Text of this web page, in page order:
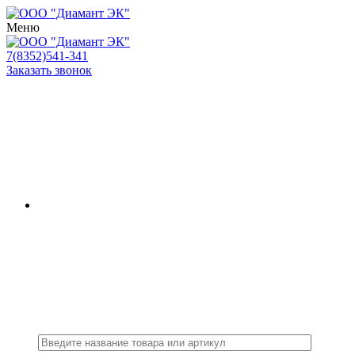
Меню
7(8352)541-341
Заказать звонок